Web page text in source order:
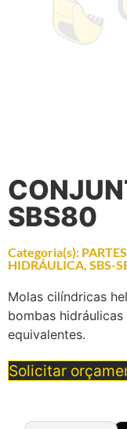
SBS80
Categoria(s):
HIDRÁULICA, SBS-
Molas cilíndricas
bombas
equivalentes.
Solicitar